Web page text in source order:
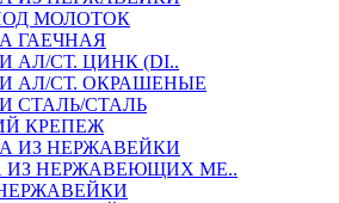
ПОД МОЛОТОК
ГАЕЧНАЯ
АЛ/СТ. ЦИНК (DI..
АЛ/СТ. ОКРАШЕНЫЕ
СТАЛЬ/СТАЛЬ
КРЕПЕЖ
ИЗ НЕРЖАВЕЙКИ
ИЗ НЕРЖАВЕЮЩИХ МЕ..